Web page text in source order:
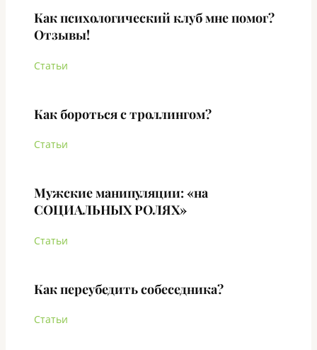
Как психологический клуб мне помог?
Отзывы!
Статьи
Как бороться с троллингом?
Статьи
Мужские манипуляции: «на
СОЦИАЛЬНЫХ РОЛЯХ»
Статьи
Как переубедить собеседника?
Статьи